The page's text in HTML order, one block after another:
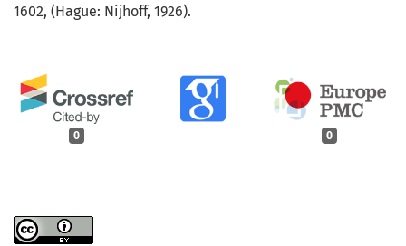
0 0
1602, (Hague: Nijhoff, 1926).